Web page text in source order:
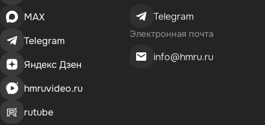
MAX
Telegram
Яндекс Дзен
hmruvideo.ru
rutube
Telegram
Электронная почта
info@hmru.ru